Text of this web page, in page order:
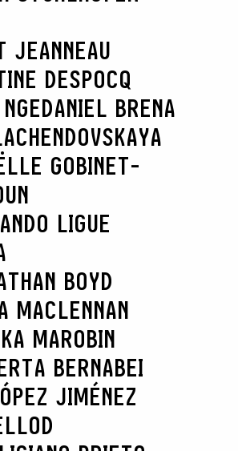
JEANNEAU
DESPOCQ
DANIEL BRENA
GOBINET-
LIGUE
BOYD
MACLENNAN
MAROBIN
BERNABEI
JIMÉNEZ